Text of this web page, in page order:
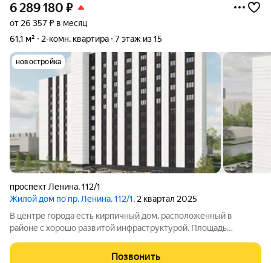
6 289 180 ₽
от 26 357 ₽ в месяц
61,1 м²
2-комн. квартира 7 этаж из 15
новостройка
проспект Ленина,112/1
Жилой дом по пр. Ленина, 112/1, 2 квартал 2025
В центре города есть кирпичный дом, расположенный в
районе с хорошо развитой инфраструктурой. Площадь
до 63 квадратных метров.Позвонить